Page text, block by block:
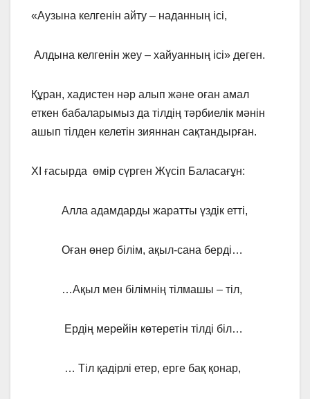
«Аузына келгенін айту – наданның ісі,
Алдына келгенін жеу – хайуанның ісі» деген.
Құран, хадистен нәр алып және оған амал
еткен бабаларымыз да тілдің тәрбиелік мәнін
ашып тілден келетін зияннан сақтандырған.
XI ғасырда өмір сүрген Жүсіп Баласағұн:
Алла адамдарды жаратты үздік етті,
Оған өнер білім, ақыл-сана берді…
…Ақыл мен білімнің тілмашы – тіл,
Ердің мерейін көтеретін тілді біл…
… Тіл қадірлі етер, ерге бақ қонар,